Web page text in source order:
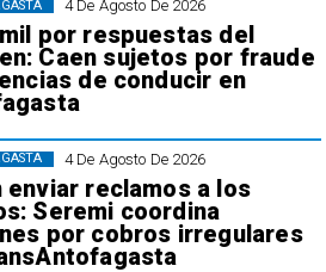
4 De Agosto De 2026
por respuestas del
Caen sujetos por fraude
de conducir en
4 De Agosto De 2026
enviar reclamos a los
Seremi coordina
por cobros irregulares